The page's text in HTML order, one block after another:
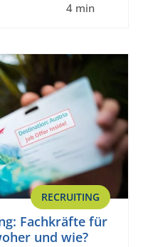
4 min
RECRUITING
Fachkräfte für
und wie?